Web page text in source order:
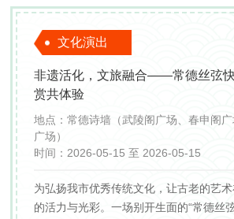
出“我...
文化演出
非遗活化，文旅融合——常德丝弦
赏共体验
地点： 常德诗墙（武陵阁广场、春申阁
广场）
时间： 2026-05-15 至 2026-05-15
为弘扬我市优秀传统文化，让古老的艺
的活力与光彩。一场别开生面的“常德丝